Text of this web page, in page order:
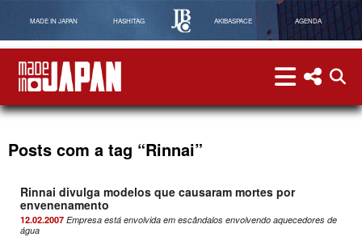
MADE IN JAPAN HASHITAG AKIBASPACE AGENDA
menu menu
Posts com a tag “Rinnai”
Rinnai divulga modelos que causaram mortes por
envenenamento
12.02.2007 Empresa está envolvida em escândalos envolvendo aquecedores de
água